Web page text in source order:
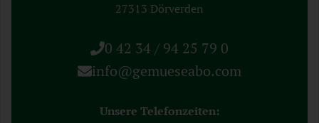
27313 Dörverden
0 42 34 / 94 25 79 0
info@gemueseabo.com
Unsere Telefonzeiten: